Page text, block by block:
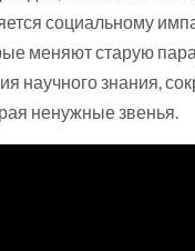
социальному
меняют старую
научного знания,
ненужные звенья.